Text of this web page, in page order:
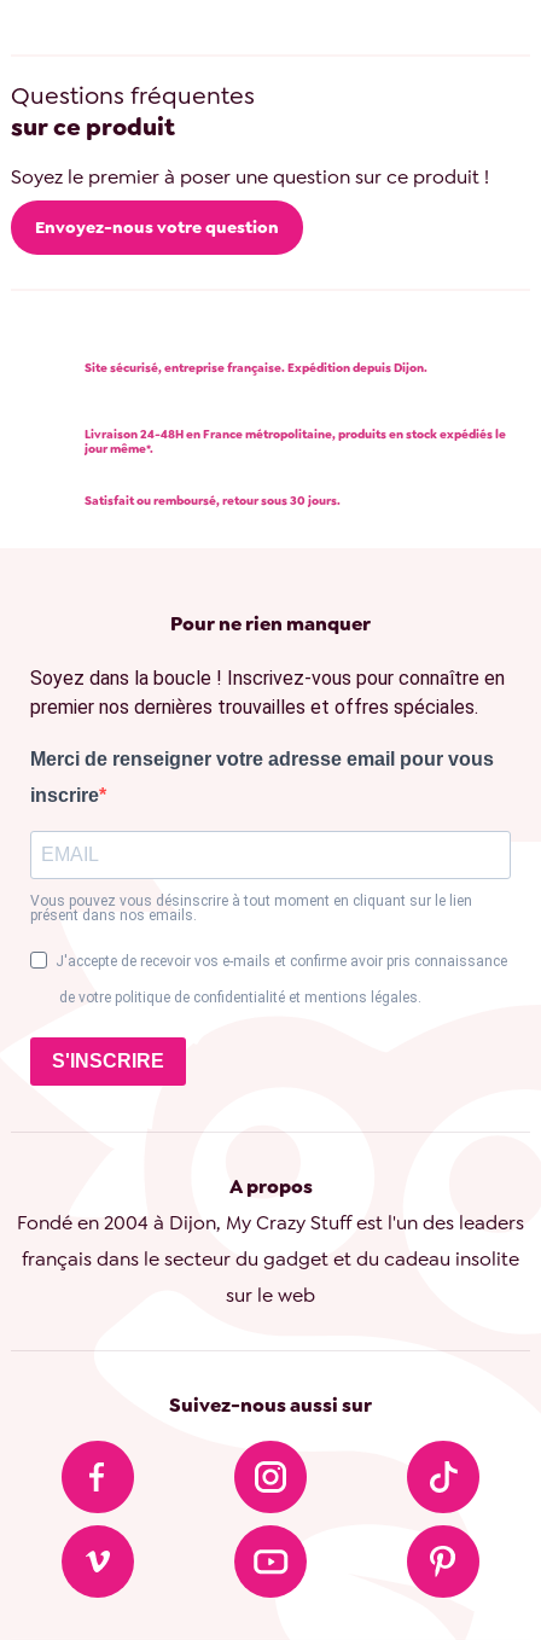
Questions fréquentes
sur ce produit
Soyez le premier à poser une question sur ce produit !
Envoyez-nous votre question
Site sécurisé, entreprise française. Expédition depuis Dijon.
Livraison 24-48H en France métropolitaine, produits en stock expédiés le
jour même*.
Satisfait ou remboursé, retour sous 30 jours.
Pour ne rien manquer
Soyez dans la boucle ! Inscrivez-vous pour connaître en
premier nos dernières trouvailles et offres spéciales.
Merci de renseigner votre adresse email pour vous
inscrire
Vous pouvez vous désinscrire à tout moment en cliquant sur le lien
présent dans nos emails.
J'accepte de recevoir vos e-mails et confirme avoir pris connaissance
de votre politique de confidentialité et mentions légales.
S'INSCRIRE
A propos
Fondé en 2004 à Dijon, My Crazy Stuff est l'un des leaders
français dans le secteur du gadget et du cadeau insolite
sur le web
Suivez-nous aussi sur